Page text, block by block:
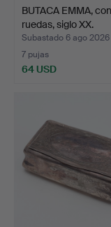
BUTACA EMMA, con
ruedas, siglo XX.
Subastado 6 ago 2026
7 pujas
64 USD